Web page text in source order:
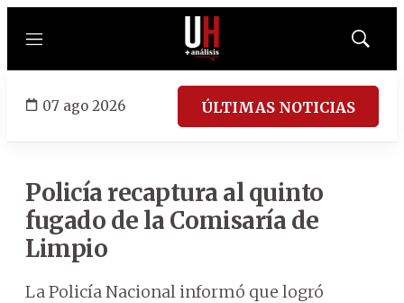
Menú
Mostrar
07 ago 2026 ÚLTIMAS NOTICIAS
Policía recaptura al quinto
fugado de la Comisaría de
Limpio
La Policía Nacional informó que logró